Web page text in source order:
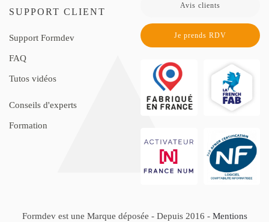
SUPPORT CLIENT
Support Formdev
FAQ
Tutos vidéos
Conseils d'experts
Formation
Avis clients
Je prends RDV
Formdev est une Marque déposée - Depuis 2016 - Mentions